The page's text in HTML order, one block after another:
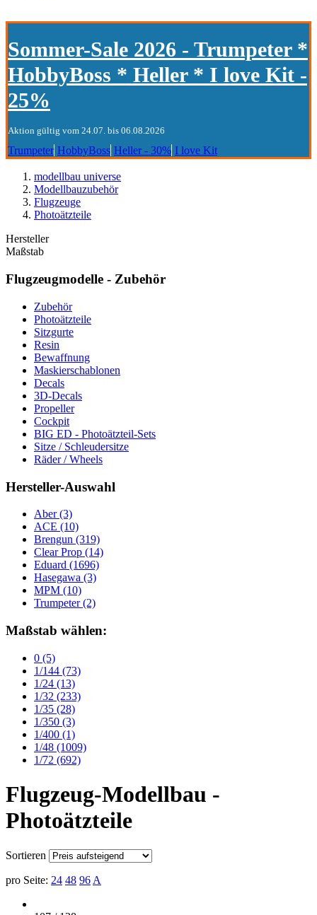
Sommer-Sale 2026 - Trumpeter *
HobbyBoss * Heller * I love Kit -
25%
Aktion gültig vom 24.07. bis 06.08.2026
Trumpeter HobbyBoss Heller - 30% I love Kit
modellbau universe
Modellbauzubehör
Flugzeuge
Photoätzteile
Hersteller
Maßstab
Flugzeugmodelle - Zubehör
Zubehör
Photoätzteile
Sitzgurte
Resin
Bewaffnung
Maskierschablonen
Decals
3D-Decals
Propeller
Cockpit
BIG ED - Photoätzteil-Sets
Sitze / Schleudersitze
Räder / Wheels
Hersteller-Auswahl
Aber(3)
ACE (10)
Brengun (319)
Clear Prop (14)
Eduard (1696)
Hasegawa (3)
MPM (10)
Trumpeter(2)
Maßstab wählen:
0 (5)
1/144 (73)
1/24 (13)
1/32 (233)
1/35 (28)
1/350 (3)
1/400 (1)
1/48 (1009)
1/72 (692)
Flugzeug-Modellbau -
Photoätzteile
Sortieren
pro Seite: 24 48 96 A